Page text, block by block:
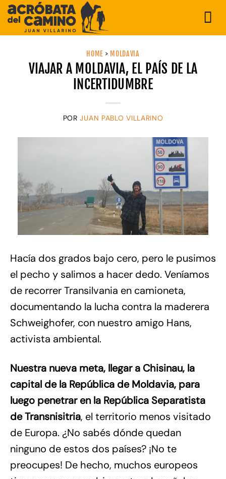
Saltar
contenido
HOME > MOLDAVIA
VIAJAR A MOLDAVIA, EL PAÍS DE LA
INCERTIDUMBRE
PORJUAN PABLO VILLARINO
Hacía dos grados bajo cero, pero le pusimos
el pecho y salimos a hacer dedo. Veníamos
de recorrer Transilvania en camioneta,
documentando la lucha contra la maderera
Schweighofer, con nuestro amigo Hans,
activista ambiental.
Nuestra nueva meta, llegar a Chisinau, la
capital de la República de Moldavia, para
luego penetrar en la República Separatista
de Transnisitria, el territorio menos visitado
de Europa. ¿No sabés dónde quedan
ninguno de estos dos países? ¡No te
preocupes! De hecho, muchos europeos